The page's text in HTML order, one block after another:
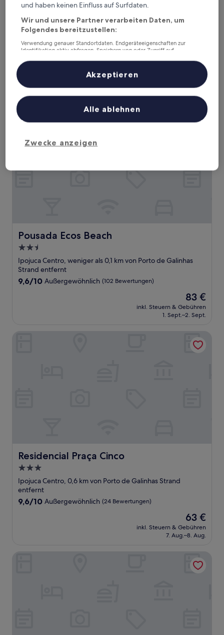
Pousada Som dos Passaros
3.0-
Unterkunft
Ipojuca Centro, 0,8 km von Porto de Galinhas Strand
entfernt
9.6
von
10,
Außergewöhnlich,
(97
Bewertungen)
9,6/10 Außergewöhnlich (97 Bewertungen)
inkl. Steuern & Gebühren
28. Aug.–29. Aug.
Pousada Ecos Beach
Pousada Ecos Beach
2.5-
Sterne-
Unterkunft
Ipojuca Centro, weniger als 0,1 km von Porto de Galinhas
Strand entfernt
9.6
9,6/10 Außergewöhnlich (102 Bewertungen)
Der
Preis
beträgt
83 €
inkl. Steuern & Gebühren
1. Sept.–2. Sept.
Pousada Ecos Beach
Residencial Praça Cinco
Residencial Praça Cinco
3.0-
Sterne-
Unterkunft
Ipojuca Centro, 0,6 km von Porto de Galinhas Strand
entfernt
9.6
9,6/10 Außergewöhnlich (24 Bewertungen)
Der
Preis
beträgt
63 €
inkl. Steuern & Gebühren
7. Aug.–8. Aug.
und haben keinen Einfluss auf Surfdaten.
Wir und unsere Partner verarbeiten Daten, um
Folgendes bereitzustellen:
Verwendung genauer Standortdaten. Endgeräteeigenschaften zur
Identifikation aktiv abfragen. Speichern von oder Zugriff auf
Inhalte, Messung von Werbeleistung und der Performance von Inhalten,
Zielgruppenforschung sowie Entwicklung und Verbesserung von
Liste der Partner (Lieferanten)
Zwecke anzeigen
Alle ablehnen
Akzeptieren